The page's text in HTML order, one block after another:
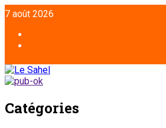
7 août 2026
Catégories